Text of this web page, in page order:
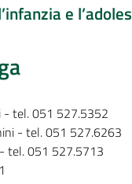
e
- tel. 051 527.5352
- tel. 051 527.6263
tel. 051 527.5713